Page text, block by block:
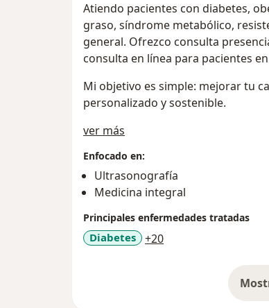
Atiendo pacientes con diabetes,
graso, síndrome metabólico,
general. Ofrezco consulta
consulta en línea para pacientes
Mi objetivo es simple: mejorar tu
personalizado y sostenible.
ver más
Enfocado en:
Ultrasonografía
Medicina integral
Principales enfermedades tratadas
Diabetes +20